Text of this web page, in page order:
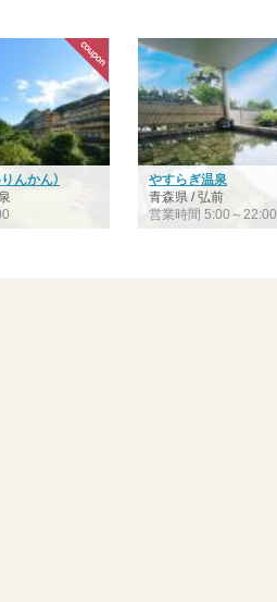
んかん）
やすらぎ温泉
青森県 / 弘前
営業時間 5:00～22:00